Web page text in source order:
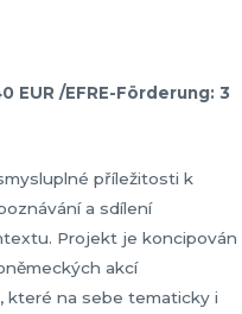
EUR /EFRE-Förderung: 3
příležitosti k
a sdílení
Projekt je koncipován
akcí
které na sebe tematicky i